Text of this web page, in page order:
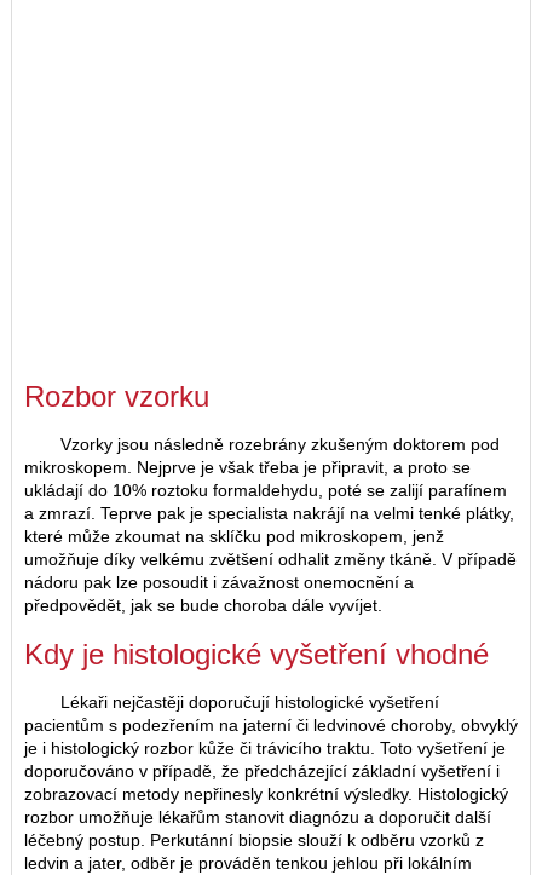
Rozbor vzorku
Vzorky jsou následně rozebrány zkušeným doktorem pod
mikroskopem. Nejprve je však třeba je připravit, a proto se
ukládají do 10% roztoku formaldehydu, poté se zalijí parafínem
a zmrazí. Teprve pak je specialista nakrájí na velmi tenké plátky,
které může zkoumat na sklíčku pod mikroskopem, jenž
umožňuje díky velkému zvětšení odhalit změny tkáně. V případě
nádoru pak lze posoudit i závažnost onemocnění a
předpovědět, jak se bude choroba dále vyvíjet.
Kdy je histologické vyšetření vhodné
Lékaři nejčastěji doporučují histologické vyšetření
pacientům s podezřením na jaterní či ledvinové choroby, obvyklý
je i histologický rozbor kůže či trávicího traktu. Toto vyšetření je
doporučováno v případě, že předcházející základní vyšetření i
zobrazovací metody nepřinesly konkrétní výsledky. Histologický
rozbor umožňuje lékařům stanovit diagnózu a doporučit další
léčebný postup. Perkutánní biopsie slouží k odběru vzorků z
ledvin a jater, odběr je prováděn tenkou jehlou při lokálním